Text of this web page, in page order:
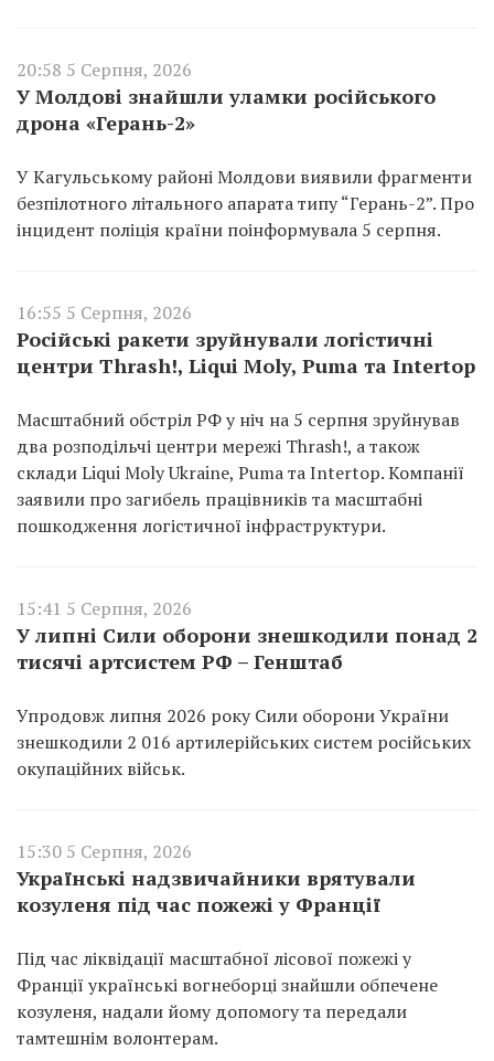
20:58 5 Серпня, 2026
У Молдові знайшли уламки російського
дрона «Герань-2»
У Кагульському районі Молдови виявили фрагменти
безпілотного літального апарата типу “Герань-2”. Про
інцидент поліція країни поінформувала 5 серпня.
16:55 5 Серпня, 2026
Російські ракети зруйнували логістичні
центри Thrash!, Liqui Moly, Puma та Intertop
Масштабний обстріл РФ у ніч на 5 серпня зруйнував
два розподільчі центри мережі Thrash!, а також
склади Liqui Moly Ukraine, Puma та Intertop. Компанії
заявили про загибель працівників та масштабні
пошкодження логістичної інфраструктури.
15:41 5 Серпня, 2026
У липні Сили оборони знешкодили понад 2
тисячі артсистем РФ – Генштаб
Упродовж липня 2026 року Сили оборони України
знешкодили 2 016 артилерійських систем російських
окупаційних військ.
15:30 5 Серпня, 2026
Українські надзвичайники врятували
козуленя під час пожежі у Франції
Під час ліквідації масштабної лісової пожежі у
Франції українські вогнеборці знайшли обпечене
козуленя, надали йому допомогу та передали
тамтешнім волонтерам.